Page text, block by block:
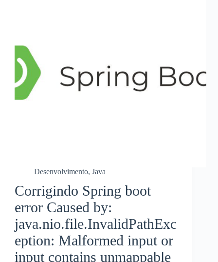
Desenvolvimento, Java
Corrigindo Spring boot
error Caused by:
java.nio.file.InvalidPathExc
eption: Malformed input or
input contains unmappable